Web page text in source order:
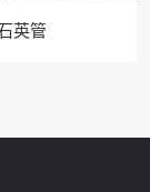
英管